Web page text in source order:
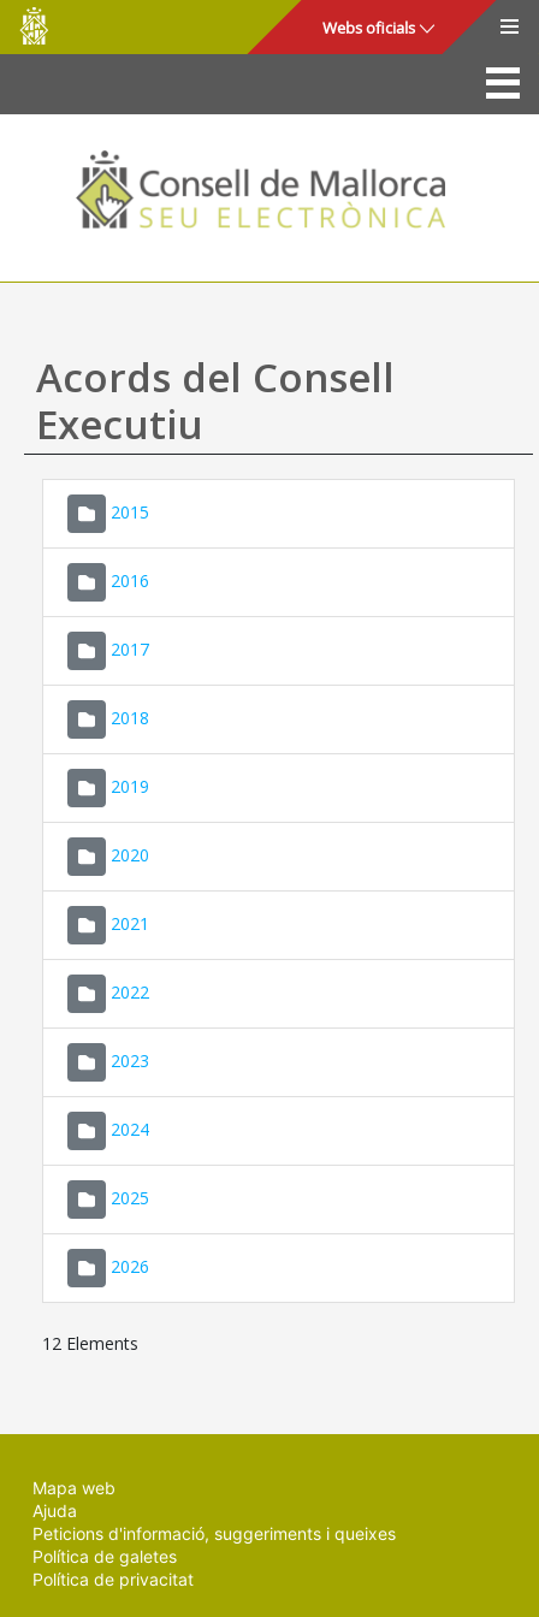
Salta al contingut principal
Consell
de
Mallorca
Webs oficials
La Seu
Consell de Mallorca
Accés i seguretat
Utilitats
Ajuda
Acords del Consell
Executiu
2015
2016
2017
2018
2019
2020
2021
2022
2023
2024
2025
2026
12 Elements
Mapa web
Ajuda
Peticions d'informació, suggeriments i queixes
Política de galetes
Política de privacitat